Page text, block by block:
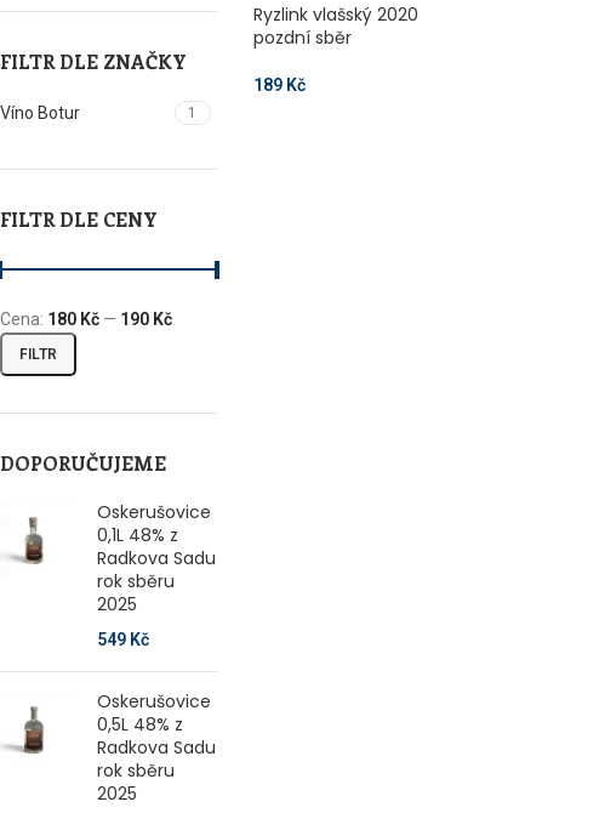
FILTR DLE ZNAČKY
Víno Botur 1
FILTR DLE CENY
FILTR
Cena: 180 Kč — 190 Kč
DOPORUČUJEME
Oskerušovice
0,1L 48% z
Radkova Sadu
rok sběru
2025
549 Kč
Oskerušovice
0,5L 48% z
Radkova Sadu
rok sběru
2025
Ryzlink vlašský 2020
pozdní sběr
189 Kč